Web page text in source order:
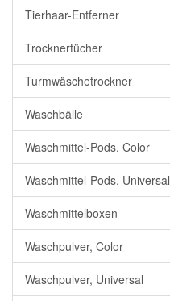
Tierhaar-Entferner
Trocknertücher
Turmwäschetrockner
Waschbälle
Waschmittel-Pods, Color
Waschmittel-Pods, Universal
Waschmittelboxen
Waschpulver, Color
Waschpulver, Universal